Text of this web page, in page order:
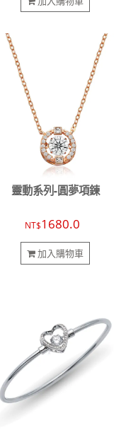
靈動系列-圓夢項鍊
NT$1680.0
加入購物車